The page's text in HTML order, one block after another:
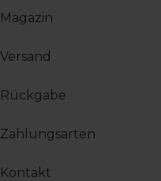
Magazin
Versand
Rückgabe
Zahlungsarten
Kontakt